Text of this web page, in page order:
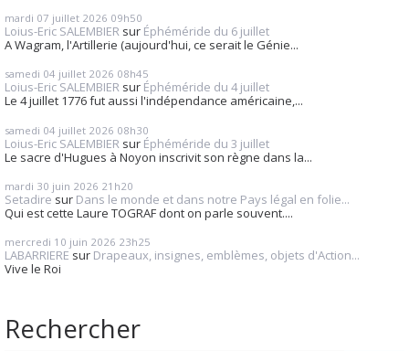
mardi 07 juillet 2026 09h50
Loius-Eric SALEMBIER sur Éphéméride du 6 juillet
A Wagram, l'Artillerie (aujourd'hui, ce serait le Génie...
samedi 04 juillet 2026 08h45
Loius-Eric SALEMBIER sur Éphéméride du 4 juillet
Le 4 juillet 1776 fut aussi l'indépendance américaine,...
samedi 04 juillet 2026 08h30
Loius-Eric SALEMBIER sur Éphéméride du 3 juillet
Le sacre d'Hugues à Noyon inscrivit son règne dans la...
mardi 30 juin 2026 21h20
Setadire sur Dans le monde et dans notre Pays légal en folie...
Qui est cette Laure TOGRAF dont on parle souvent....
mercredi 10 juin 2026 23h25
LABARRIERE sur Drapeaux, insignes, emblèmes, objets d'Action...
Vive le Roi
Rechercher